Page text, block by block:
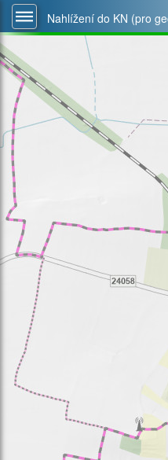
Nahlížení do KN (pro